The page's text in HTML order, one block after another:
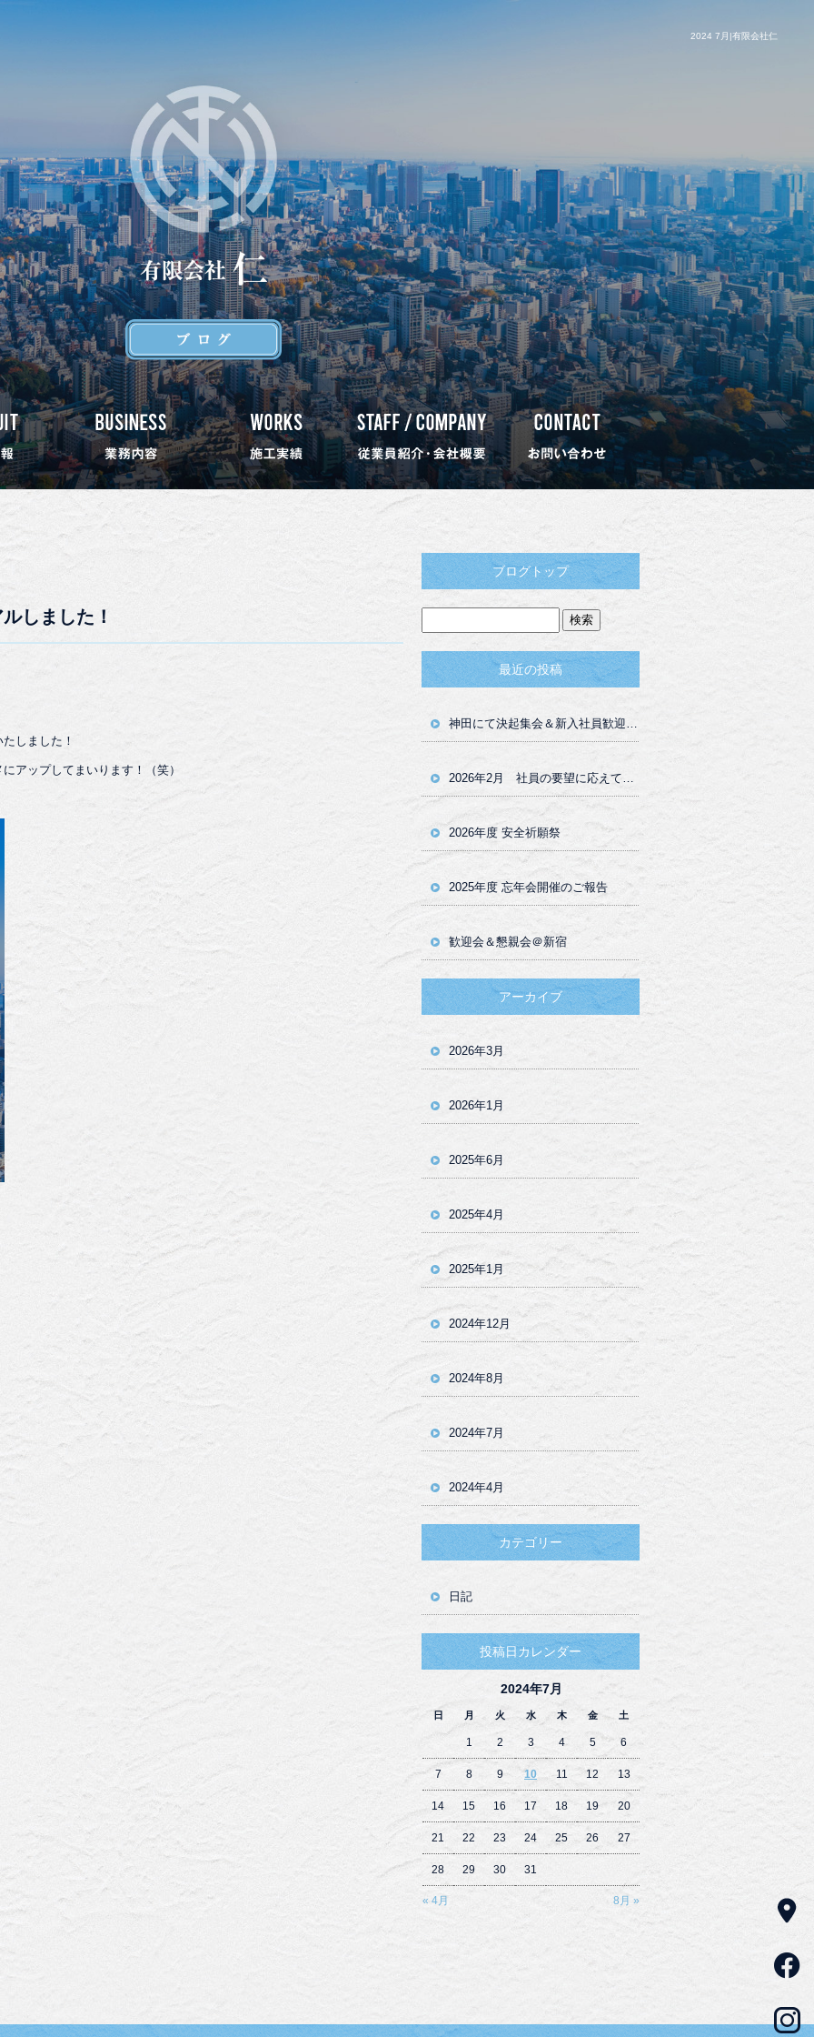
2024 7月|有限会社仁
しました！
しました！
アップしてまいります！（笑）
ブログトップ
最近の投稿
2026年度 安全祈願祭
2025年度 忘年会開催のご報告
歓迎会＆懇親会＠新宿
アーカイブ
2026年3月
2026年1月
2025年6月
2025年4月
2025年1月
2024年12月
2024年8月
2024年7月
2024年4月
カテゴリー
日記
投稿日カレンダー
2024年7月
日 月 火 水 木 金 土
« 4月 8月 »
1 2 3 4 5 6
7 8 9 10 11 12 13
14 15 16 17 18 19 20
21 22 23 24 25 26 27
28 29 30 31